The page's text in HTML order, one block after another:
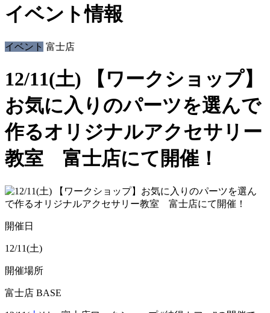
イベント情報
イベント 富士店
12/11(土) 【ワークショップ】
お気に入りのパーツを選んで
作るオリジナルアクセサリー
教室 富士店にて開催！
開催日
12/11(土)
開催場所
富士店 BASE